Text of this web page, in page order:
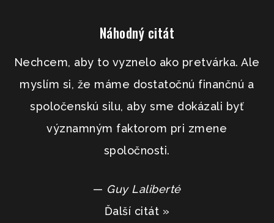
Náhodný citát
Nechcem, aby to vyznelo ako pretvárka. Ale
myslím si, že máme dostatočnú finančnú a
spoločenskú silu, aby sme dokázali byť
významným faktorom pri zmene
spoločnosti.
— Guy Laliberté
Ďalší citát »